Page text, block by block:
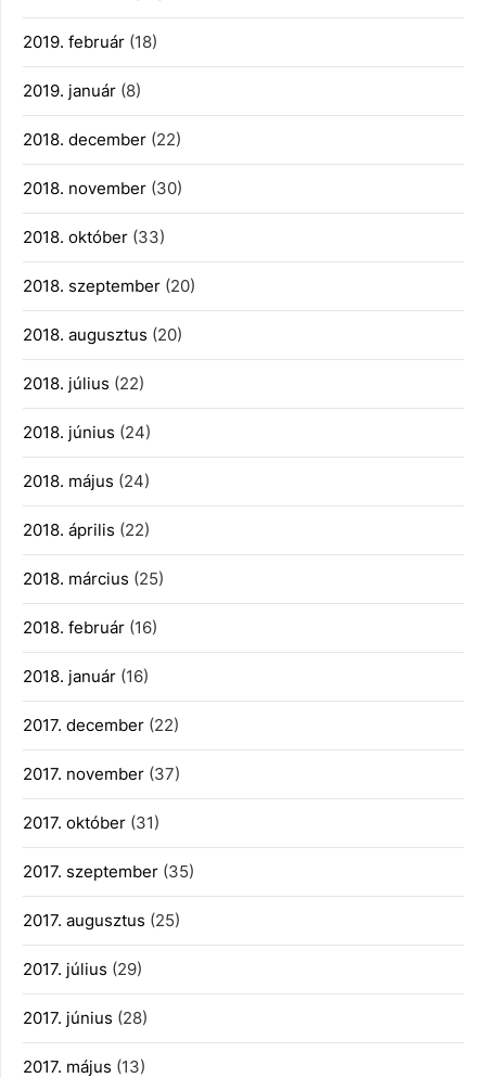
2019. február (18)
2019. január (8)
2018. december (22)
2018. november (30)
2018. október (33)
2018. szeptember (20)
2018. augusztus (20)
2018. július (22)
2018. június (24)
2018. május (24)
2018. április (22)
2018. március (25)
2018. február (16)
2018. január (16)
2017. december (22)
2017. november (37)
2017. október (31)
2017. szeptember (35)
2017. augusztus (25)
2017. július (29)
2017. június (28)
2017. május (13)